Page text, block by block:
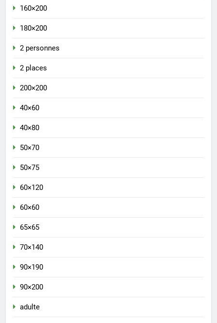
160×200
180×200
2 personnes
2 places
200×200
40×60
40×80
50×70
50×75
60×120
60×60
65×65
70×140
90×190
90×200
adulte